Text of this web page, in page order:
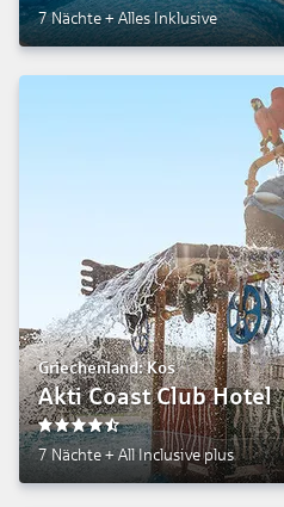
5
7 Nächte+Alles Inklusive
Griechenland: Kos
Akti Coast Club Hotel
4.5
7 Nächte +All Inclusive plus